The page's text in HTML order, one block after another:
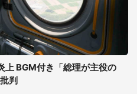
上 BGM付き「総理が主役の
判